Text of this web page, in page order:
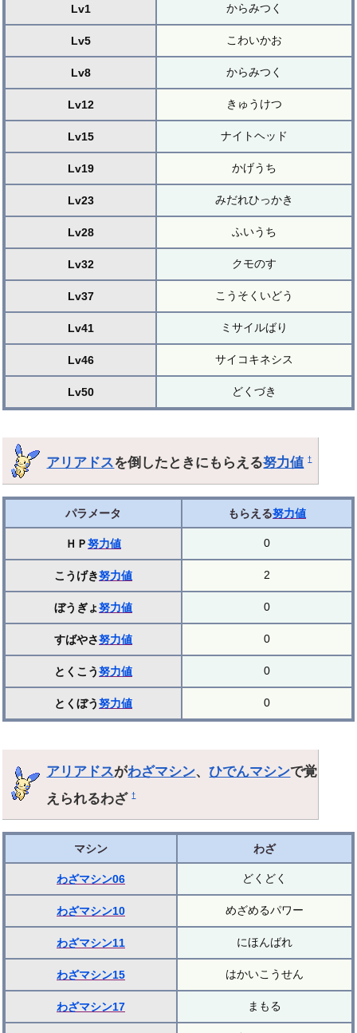
Lv1 からみつく
Lv5 こわいかお
Lv8 からみつく
Lv12 きゅうけつ
Lv15 ナイトヘッド
Lv19 かげうち
Lv23 みだれひっかき
Lv28 ふいうち
Lv32 クモのす
Lv37 こうそくいどう
Lv41 ミサイルばり
Lv46 サイコキネシス
Lv50 どくづき
アリアドスを倒したときにもらえる努力値 †
パラメータ もらえる努力値
ＨＰ努力値 0
こうげき努力値 2
ぼうぎょ努力値 0
すばやさ努力値 0
とくこう努力値 0
とくぼう努力値 0
アリアドスがわざマシン、ひでんマシンで覚
えられるわざ†
マシン わざ
わざマシン06 どくどく
わざマシン10 めざめるパワー
わざマシン11 にほんばれ
わざマシン15 はかいこうせん
わざマシン17 まもる